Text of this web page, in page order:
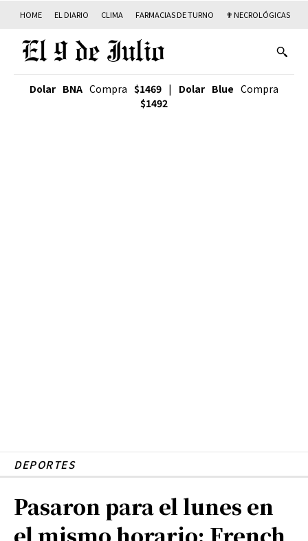
HOME EL DIARIO CLIMA FARMACIAS DE TURNO ✟ NECROLÓGICAS
Dolar BNA Compra $1469 | Dolar Blue Compra
$1492
DEPORTES
Pasaron para el lunes en
el mismo horario: French